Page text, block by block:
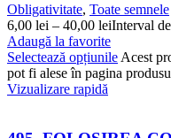
Obligativitate, Toate semnele
6,00 lei – 40,00 leiInterval
Adaugă la favorite
Selectează opțiunile Acest
pot fi alese în pagina
Vizualizare rapidă